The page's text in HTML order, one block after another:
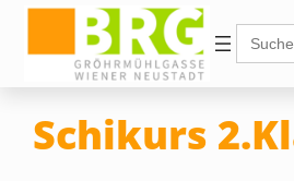
Inhalt
springen
for:
Schikurs